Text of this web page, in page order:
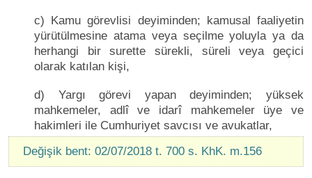
c) Kamu görevlisi deyiminden; kamusal faaliyetin
yürütülmesine atama veya seçilme yoluyla ya da
herhangi bir surette sürekli, süreli veya geçici
olarak katılan kişi,
d) Yargı görevi yapan deyiminden; yüksek
mahkemeler, adlî ve idarî mahkemeler üye ve
hakimleri ile Cumhuriyet savcısı ve avukatlar,
Değişik bent: 02/07/2018 t. 700 s. KhK. m.156